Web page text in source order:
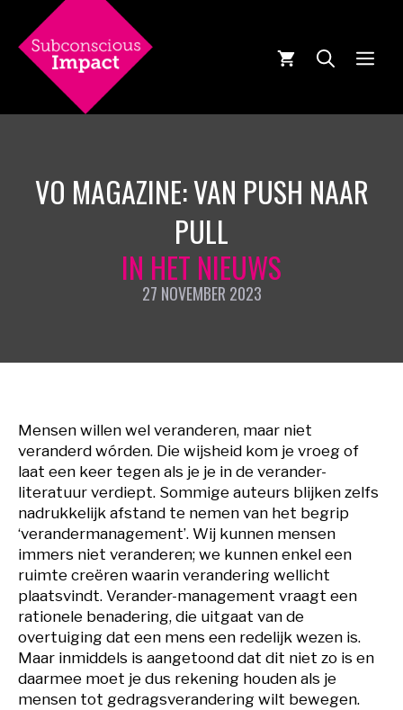
naar
inhoud
VO MAGAZINE: VAN PUSH NAAR
PULL
IN HET NIEUWS
27 NOVEMBER 2023
Mensen willen wel veranderen, maar niet
veranderd wórden. Die wijsheid kom je vroeg of
laat een keer tegen als je je in de verander-
literatuur verdiept. Sommige auteurs blijken zelfs
nadrukkelijk afstand te nemen van het begrip
‘verandermanagement’. Wij kunnen mensen
immers niet veranderen; we kunnen enkel een
ruimte creëren waarin verandering wellicht
plaatsvindt. Verander-management vraagt een
rationele benadering, die uitgaat van de
overtuiging dat een mens een redelijk wezen is.
Maar inmiddels is aangetoond dat dit niet zo is en
daarmee moet je dus rekening houden als je
mensen tot gedragsverandering wilt bewegen.